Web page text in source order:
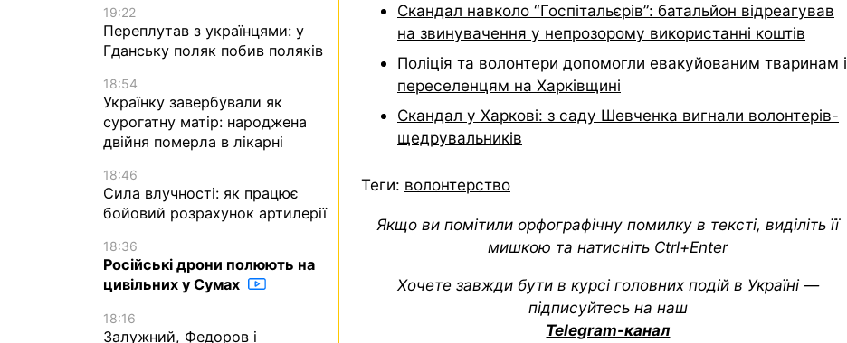
Скандал навколо “Госпітальєрів”: батальйон відреагував
на звинувачення у непрозорому використанні коштів
Поліція та волонтери допомогли евакуйованим тваринам і
переселенцям на Харківщині
Скандал у Харкові: з саду Шевченка вигнали волонтерів-
щедрувальників
Теги: волонтерство
Якщо ви помітили орфографічну помилку в тексті, виділіть її
мишкою та натисніть Ctrl+Enter
Хочете завжди бути в курсі головних подій в Україні —
підписуйтесь на наш
Telegram-канал
19:22
Переплутав з українцями: у
Гданську поляк побив поляків
18:54
Українку завербували як
сурогатну матір: народжена
двійня померла в лікарні
18:46
Сила влучності: як працює
бойовий розрахунок артилерії
18:36
Російські дрони полюють на
цивільних у Сумах
18:16
Залужний, Федоров і